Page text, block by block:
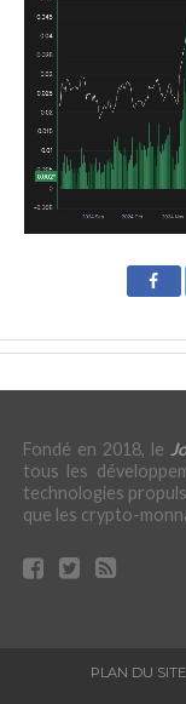
Fondé en 2018, le
tous les
technologies
que les crypto-
PLAN DU SITE